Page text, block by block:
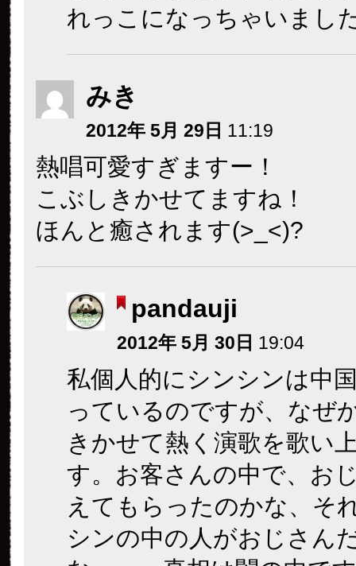
れっこになっちゃいまし
みき
2012年 5月 29日 11:19
熱唱可愛すぎますー！
こぶしきかせてますね！
ほんと癒されます(>_<)?
pandauji
2012年 5月 30日 19:04
私個人的にシンシンは中
っているのですが、なぜ
きかせて熱く演歌を歌い
す。お客さんの中で、お
えてもらったのかな、そ
シンの中の人がおじさん